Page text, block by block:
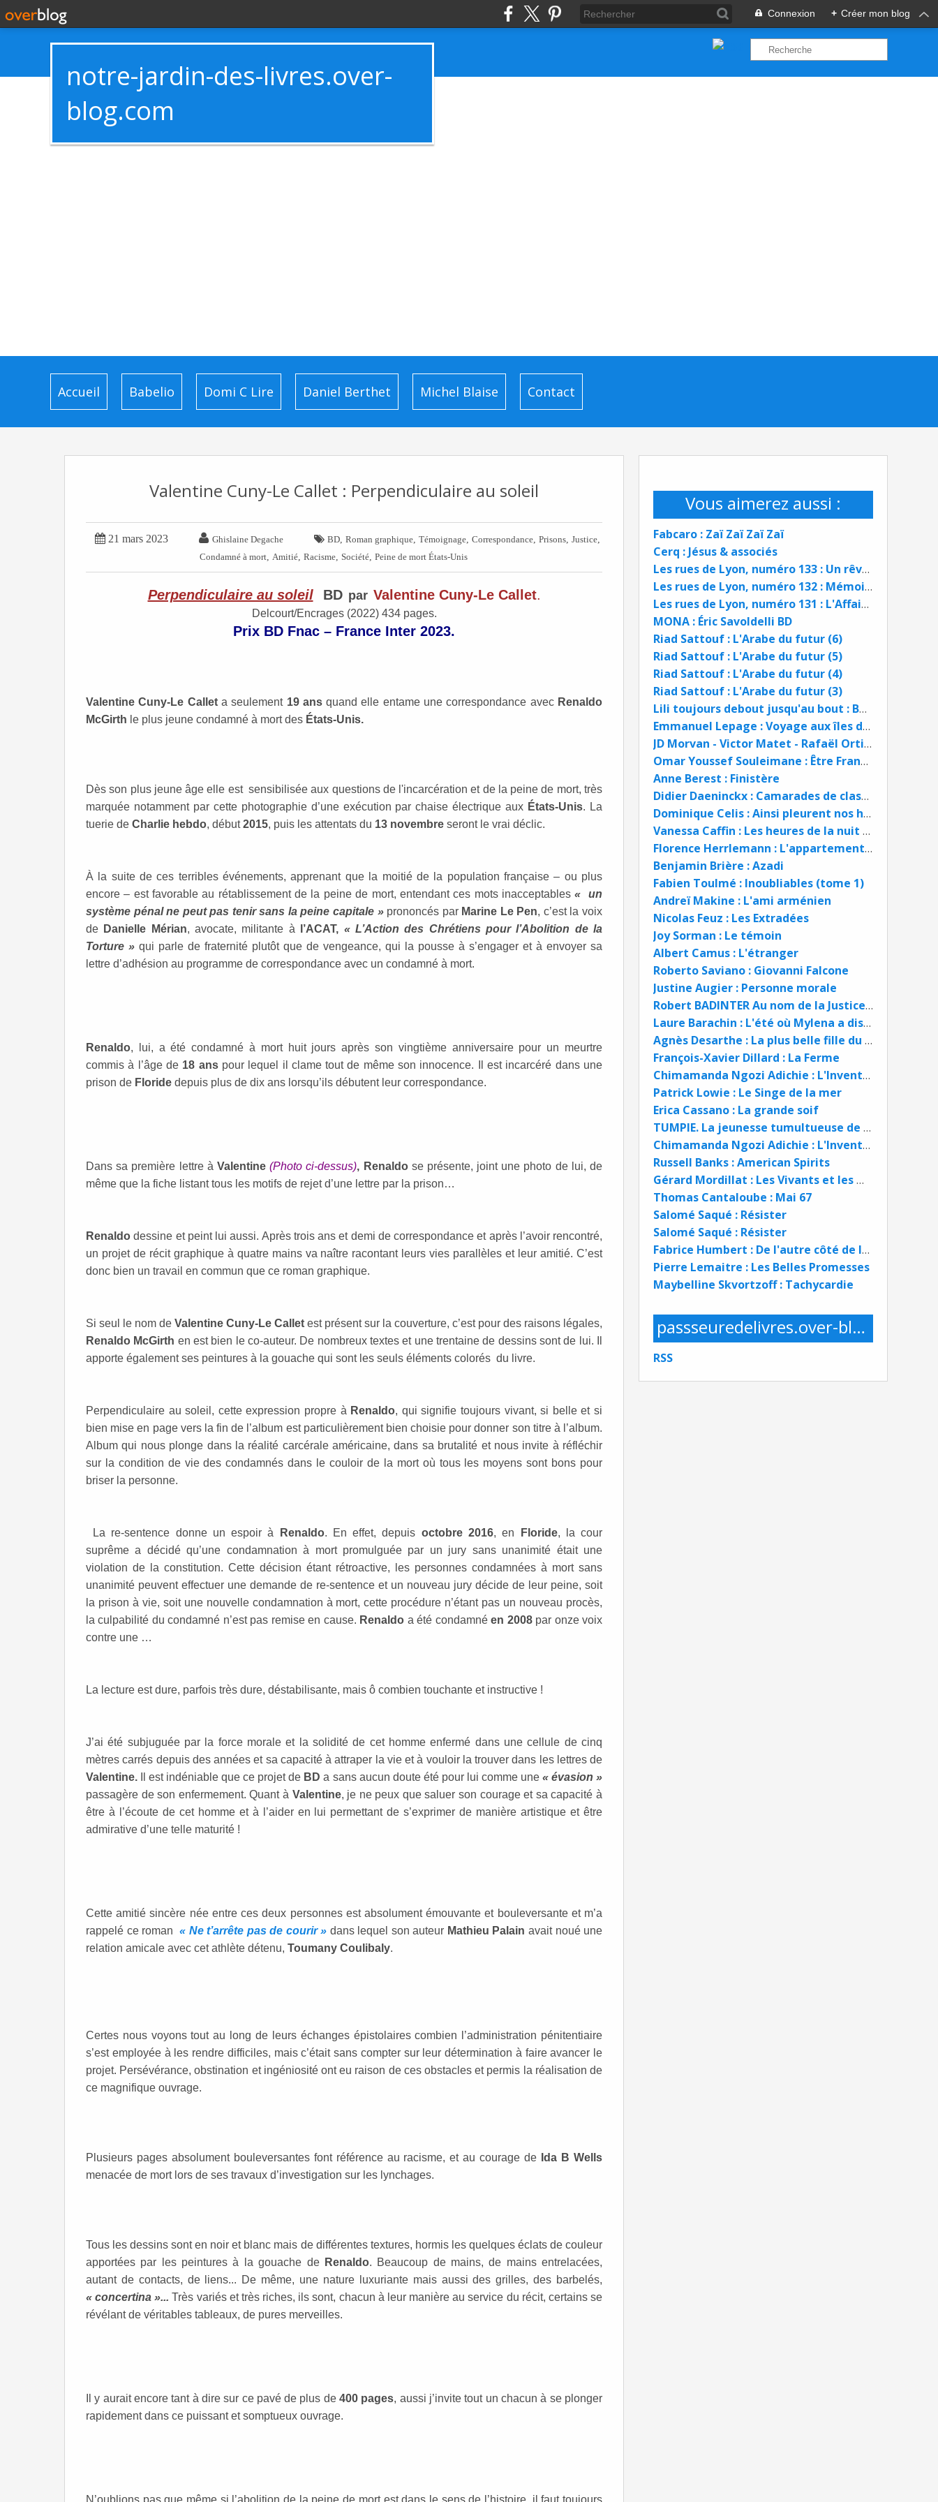
Connexion + Créer mon blog
notre-jardin-des-livres.over-
blog.com
Accueil Babelio Domi C Lire Daniel Berthet Michel Blaise Contact
Vous aimerez aussi :
Fabcaro : Zaï Zaï Zaï Zaï
Cerq : Jésus & associés
Les rues de Lyon, numéro 133 : Un rêve de Canuts
Les rues de Lyon, numéro 132 : Mémoires d'Arménie
Les rues de Lyon, numéro 131 : L'Affaire Noir - Botton
MONA : Éric Savoldelli BD
Riad Sattouf : L'Arabe du futur (6)
Riad Sattouf : L'Arabe du futur (5)
Riad Sattouf : L'Arabe du futur (4)
Riad Sattouf : L'Arabe du futur (3)
Lili toujours debout jusqu'au bout : Boris Golzio et Lili Keller Rosenberg BD
Emmanuel Lepage : Voyage aux îles de la Désolation BD
JD Morvan - Victor Matet - Rafaël Ortiz : Ce que j'ai vu à Auschwitz, les cahiers d'Alter
Omar Youssef Souleimane : Être Français
Anne Berest : Finistère
Didier Daeninckx : Camarades de classe
Dominique Celis : Ainsi pleurent nos hommes
Vanessa Caffin : Les heures de la nuit ne rattrapent jamais celles du jour
Florence Herrlemann : L'appartement du dessous
Benjamin Brière : Azadi
Fabien Toulmé : Inoubliables (tome 1)
Andreï Makine : L'ami arménien
Nicolas Feuz : Les Extradées
Joy Sorman : Le témoin
Albert Camus : L'étranger
Roberto Saviano : Giovanni Falcone
Justine Augier : Personne morale
Robert BADINTER Au nom de la Justice : Le Naour et Marko BD
Laure Barachin : L'été où Mylena a disparu
Agnès Desarthe : La plus belle fille du monde
François-Xavier Dillard : La Ferme
Chimamanda Ngozi Adichie : L'Inventaire des rêves
Patrick Lowie : Le Singe de la mer
Erica Cassano : La grande soif
TUMPIE. La jeunesse tumultueuse de Joséphine Baker
Chimamanda Ngozi Adichie : L'Inventaire des rêves
Russell Banks : American Spirits
Gérard Mordillat : Les Vivants et les Morts, vingt ans plus tard
Thomas Cantaloube : Mai 67
Salomé Saqué : Résister
Salomé Saqué : Résister
Fabrice Humbert : De l'autre côté de la vie
Pierre Lemaitre : Les Belles Promesses
Maybelline Skvortzoff : Tachycardie
passseuredelivres.over-blog.com
RSS
Valentine Cuny-Le Callet : Perpendiculaire au soleil
 21 mars 2023  Ghislaine Degache  BD Roman graphique Témoignage Correspondance Prisons Justice
Condamné à mort Amitié Racisme Société Peine de mort États-Unis
Perpendiculaire au soleil BD par Valentine Cuny-Le Callet.
Delcourt/Encrages (2022) 434 pages.
Prix BD Fnac – France Inter 2023.
Valentine Cuny-Le Calleta seulement 19 ansquand elle entame une correspondance avec Renaldo
McGirth le plus jeune condamné à mort des États-Unis.
Dès son plus jeune âge elle est sensibilisée aux questions de l'incarcération et de la peine de mort, très
marquée notamment par cette photographie d’une exécution par chaise électrique aux États-Unis. La
tuerie de Charlie hebdo, début2015, puis les attentats du 13 novembre seront le vrai déclic.
À la suite de ces terribles événements, apprenant que la moitié de la population française – ou plus
encore – est favorable au rétablissement de la peine de mort, entendant ces mots inacceptables« un
système pénal ne peut pas tenir sans la peine capitale »prononcés par Marine Le Pen, c’est la voix
de Danielle Mérian, avocate, militante à l’ACAT, « L’Action des Chrétiens pour l’Abolition de la
Torture » qui parle de fraternité plutôt que de vengeance, qui la pousse à s’engager et à envoyer sa
lettre d’adhésion au programme de correspondance avec un condamné à mort.
Renaldo, lui, a été condamné à mort huit jours après son vingtième anniversaire pour un meurtre
commis à l’âge de 18 anspour lequel il clame tout de même son innocence. Il est incarcéré dans une
prison de Floride depuis plus de dix ans lorsqu’ils débutent leur correspondance.
Dans sa première lettre à Valentine(Photo ci-dessus), Renaldose présente, joint une photo de lui, de
même que la fiche listant tous les motifs de rejet d’une lettre par la prison…
Renaldo dessine et peint lui aussi. Après trois ans et demi de correspondance et après l’avoir rencontré,
un projet de récit graphique à quatre mains va naître racontant leurs vies parallèles et leur amitié. C’est
donc bien un travail en commun que ce roman graphique.
Si seul le nom de Valentine Cuny-Le Callet est présent sur la couverture, c’est pour des raisons légales,
Renaldo McGirth en est bien le co-auteur. De nombreux textes et une trentaine de dessins sont de lui. Il
apporte également ses peintures à la gouache qui sont les seuls éléments colorés du livre.
Perpendiculaire au soleil, cette expression propre à Renaldo, qui signifie toujours vivant, si belle et si
bien mise en page vers la fin de l’album est particulièrement bien choisie pour donner son titre à l’album.
Album qui nous plonge dans la réalité carcérale américaine, dans sa brutalité et nous invite à réfléchir
sur la condition de vie des condamnés dans le couloir de la mort où tous les moyens sont bons pour
briser la personne.
La re-sentence donne un espoir à Renaldo. En effet, depuis octobre 2016, en Floride, la cour
suprême a décidé qu’une condamnation à mort promulguée par un jury sans unanimité était une
violation de la constitution. Cette décision étant rétroactive, les personnes condamnées à mort sans
unanimité peuvent effectuer une demande de re-sentence et un nouveau jury décide de leur peine, soit
la prison à vie, soit une nouvelle condamnation à mort, cette procédure n’étant pas un nouveau procès,
la culpabilité du condamné n’est pas remise en cause. Renaldo a été condamnéen 2008par onze voix
contre une …
La lecture est dure, parfois très dure, déstabilisante, mais ô combien touchante et instructive !
J’ai été subjuguée par la force morale et la solidité de cet homme enfermé dans une cellule de cinq
mètres carrés depuis des années et sa capacité à attraper la vie et à vouloir la trouver dans les lettres de
Valentine. Il est indéniable que ce projet de BDa sans aucun doute été pour lui comme une « évasion »
passagère de son enfermement. Quant à Valentine, je ne peux que saluer son courage et sa capacité à
être à l’écoute de cet homme et à l’aider en lui permettant de s’exprimer de manière artistique et être
admirative d’une telle maturité !
Cette amitié sincère née entre ces deux personnes est absolument émouvante et bouleversante et m’a
rappelé ce roman« Ne t’arrête pas de courir » dans lequel son auteur Mathieu Palain avait noué une
relation amicale avec cet athlète détenu, Toumany Coulibaly.
Certes nous voyons tout au long de leurs échanges épistolaires combien l’administration pénitentiaire
s’est employée à les rendre difficiles, mais c’était sans compter sur leur détermination à faire avancer le
projet. Persévérance, obstination et ingéniosité ont eu raison de ces obstacles et permis la réalisation de
ce magnifique ouvrage.
Plusieurs pages absolument bouleversantes font référence au racisme, et au courage de Ida B Wells
menacée de mort lors de ses travaux d’investigation sur les lynchages.
Tous les dessins sont en noir et blanc mais de différentes textures, hormis les quelques éclats de couleur
apportées par les peintures à la gouache de Renaldo. Beaucoup de mains, de mains entrelacées,
autant de contacts, de liens... De même, une nature luxuriante mais aussi des grilles, des barbelés,
« concertina »... Très variés et très riches, ils sont, chacun à leur manière au service du récit, certains se
révélant de véritables tableaux, de pures merveilles.
Il y aurait encore tant à dire sur ce pavé de plus de400 pages, aussi j’invite tout un chacun à se plonger
rapidement dans ce puissant et somptueux ouvrage.
N’oublions pas que même si l’abolition de la peine de mort est dans le sens de l’histoire, il faut toujours